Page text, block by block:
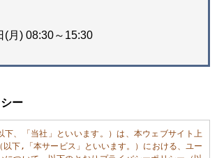
(月) 08:30～15:30
ー
下、「当社」といいます。）は、本ウェブサイト上
以下,「本サービス」といいます。）における、ユー